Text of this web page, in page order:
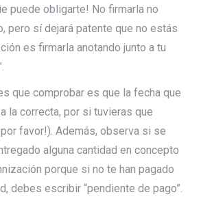
puede obligarte! No firmarla no
pero sí dejará patente que no estás
es firmarla anotando junto a tu
que comprobar es que la fecha que
la correcta, por si tuvieras que
favor!). Además, observa si se
alguna cantidad en concepto
porque si no te han pagado
debes escribir “pendiente de pago”.